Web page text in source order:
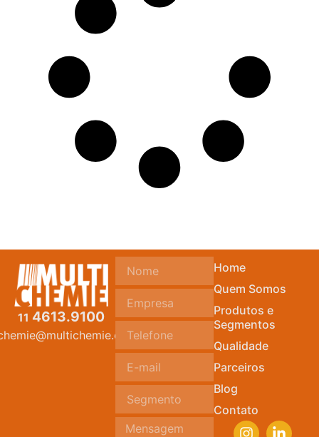
Home
Quem Somos
Produtos e
Segmentos
Qualidade
Parceiros
Blog
Contato
11 4613.9100